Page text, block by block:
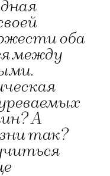
оба
между
А
так?